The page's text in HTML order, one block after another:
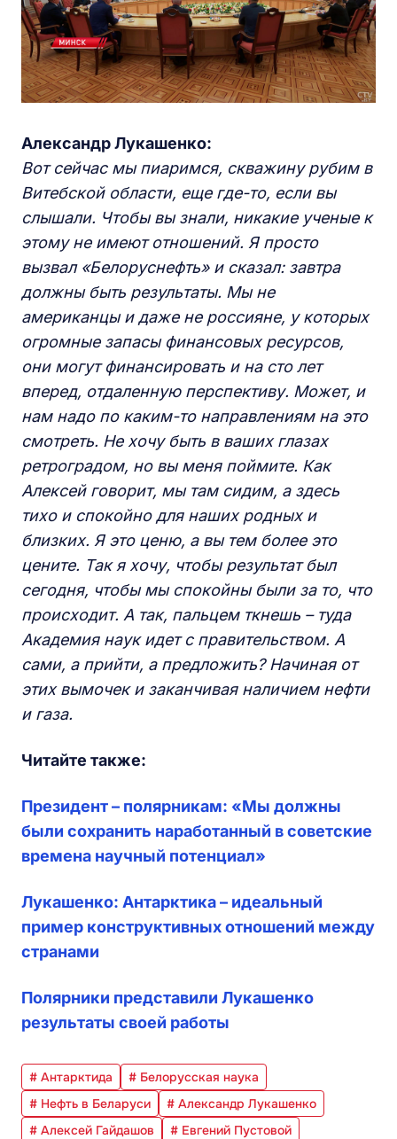
Александр Лукашенко:
Вот сейчас мы пиаримся, скважину рубим в
Витебской области, еще где-то, если вы
слышали. Чтобы вы знали, никакие ученые к
этому не имеют отношений. Я просто
вызвал «Белоруснефть» и сказал: завтра
должны быть результаты. Мы не
американцы и даже не россияне, у которых
огромные запасы финансовых ресурсов,
они могут финансировать и на сто лет
вперед, отдаленную перспективу. Может, и
нам надо по каким-то направлениям на это
смотреть. Не хочу быть в ваших глазах
ретроградом, но вы меня поймите. Как
Алексей говорит, мы там сидим, а здесь
тихо и спокойно для наших родных и
близких. Я это ценю, а вы тем более это
цените. Так я хочу, чтобы результат был
сегодня, чтобы мы спокойны были за то, что
происходит. А так, пальцем ткнешь – туда
Академия наук идет с правительством. А
сами, а прийти, а предложить? Начиная от
этих вымочек и заканчивая наличием нефти
и газа.
Читайте также:
Президент – полярникам: «Мы должны
были сохранить наработанный в советские
времена научный потенциал»
Лукашенко: Антарктика – идеальный
пример конструктивных отношений между
странами
Полярники представили Лукашенко
результаты своей работы
# Антарктида
# Белорусская наука
# Нефть в Беларуси
# Александр Лукашенко
# Алексей Гайдашов
# Евгений Пустовой